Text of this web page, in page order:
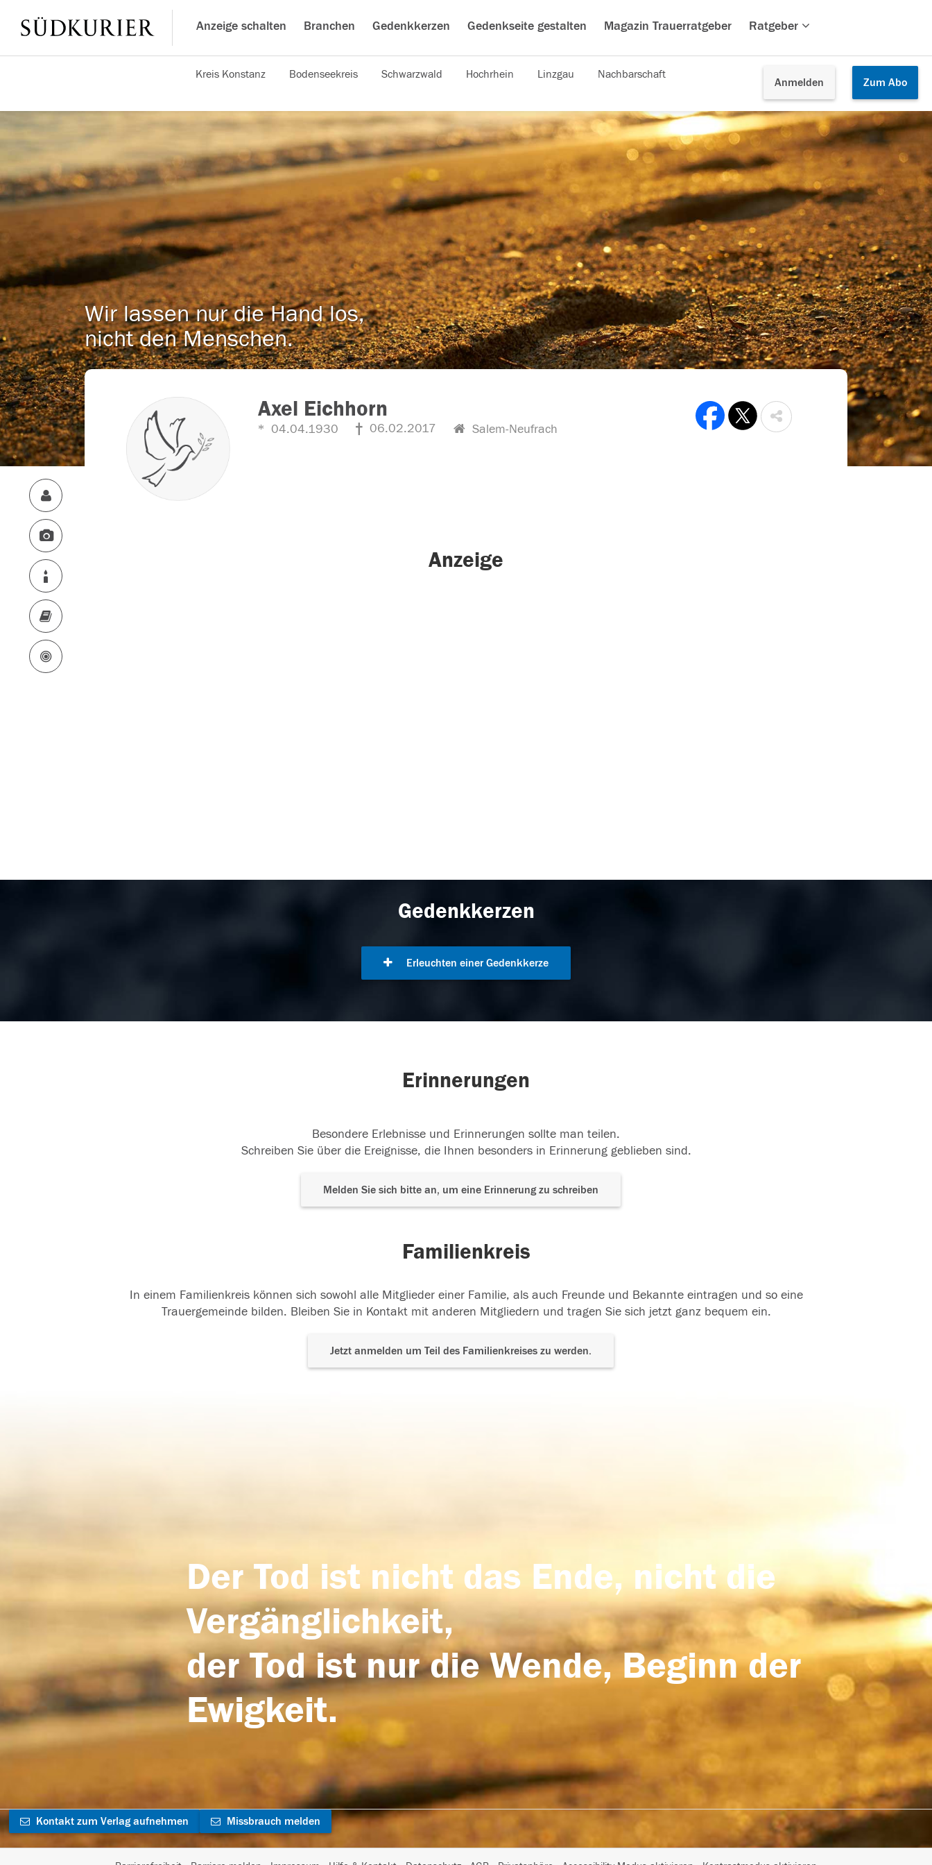
Anzeige schalten Branchen Gedenkkerzen Gedenkseite gestalten Magazin Trauerratgeber Ratgeber
Anmelden Zum Abo
Kreis Konstanz Bodenseekreis Schwarzwald Hochrhein Linzgau Nachbarschaft
Wir lassen nur die Hand los,
nicht den Menschen.
Axel Eichhorn
04.04.1930 06.02.2017 Salem-Neufrach
Anzeige
Gedenkkerzen
Erleuchten einer Gedenkkerze
Erinnerungen
Besondere Erlebnisse und Erinnerungen sollte man teilen.
Schreiben Sie über die Ereignisse, die Ihnen besonders in Erinnerung geblieben sind.
Melden Sie sich bitte an, um eine Erinnerung zu schreiben
Familienkreis
In einem Familienkreis können sich sowohl alle Mitglieder einer Familie, als auch Freunde und Bekannte eintragen und so eine
Trauergemeinde bilden. Bleiben Sie in Kontakt mit anderen Mitgliedern und tragen Sie sich jetzt ganz bequem ein.
Jetzt anmelden um Teil des Familienkreises zu werden.
Der Tod ist nicht das Ende, nicht die
Vergänglichkeit,
der Tod ist nur die Wende, Beginn der
Ewigkeit.
Kontakt zum Verlag aufnehmen Missbrauch melden